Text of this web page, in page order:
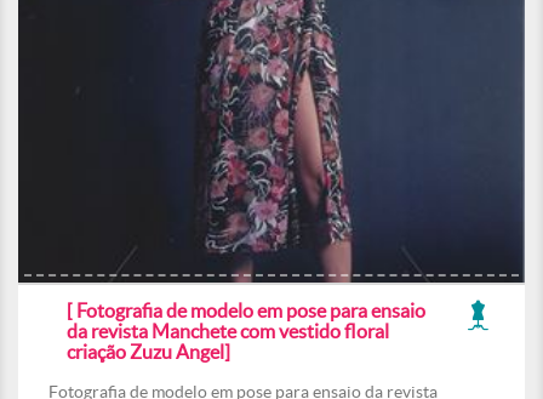
[ Fotografia de modelo em pose para ensaio
da revista Manchete com vestido floral
criação Zuzu Angel]
Fotografia de modelo em pose para ensaio da revista